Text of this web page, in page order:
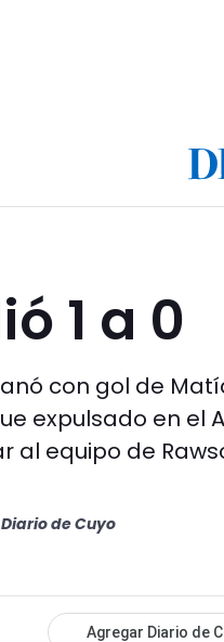
1 a 0
con gol de
expulsado en el
al equipo de
de Cuyo
Agregar Diario de